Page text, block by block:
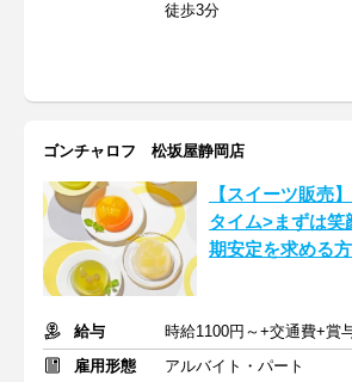
徒歩3分
ゴンチャロフ 松坂屋静岡店
【スイーツ販売
タイム>まずは笑
期安定を求める
給与
時給1100円～+交通費+賞
雇用形態
アルバイト・パート